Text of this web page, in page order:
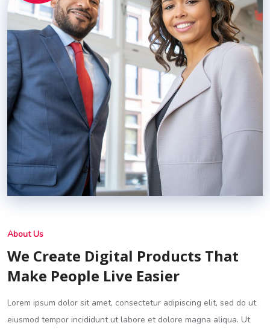
About Us
We Create Digital Products That
Make People Live Easier
Lorem ipsum dolor sit amet, consectetur adipiscing elit, sed do ut
eiusmod tempor incididunt ut labore et dolore magna aliqua. Ut